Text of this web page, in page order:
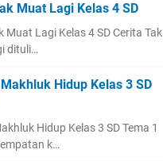
Muat Lagi Kelas 4 SD
Muat Lagi Kelas 4 SD Cerita Tak
dituli…
Hidup Kelas 3 SD
Hidup Kelas 3 SD Tema 1
k…